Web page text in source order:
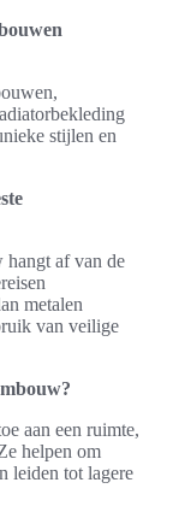
stijlen en
hangt af van de
metalen
van veilige
aan een ruimte,
helpen om
leiden tot lagere